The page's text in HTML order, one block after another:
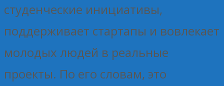
студенческие инициативы,
поддерживает стартапы и вовлекает
молодых людей в реальные
проекты. По его словам, это